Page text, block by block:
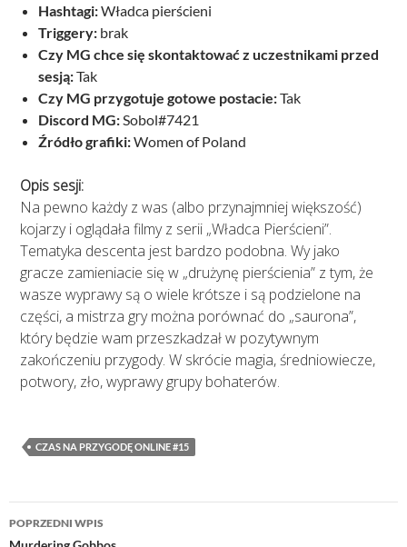
Hashtagi:Władca pierścieni
Triggery: brak
Czy MG chce się skontaktować z uczestnikami przed
sesją:Tak
Czy MG przygotuje gotowe postacie:Tak
Discord MG: Sobol#7421
Źródło grafiki:Women of Poland
Opis sesji:
Na pewno każdy z was (albo przynajmniej większość)
kojarzy i oglądała filmy z serii „Władca Pierścieni”.
Tematyka descenta jest bardzo podobna. Wy jako
gracze zamieniacie się w „drużynę pierścienia” z tym, że
wasze wyprawy są o wiele krótsze i są podzielone na
części, a mistrza gry można porównać do „saurona”,
który będzie wam przeszkadzał w pozytywnym
zakończeniu przygody. W skrócie magia, średniowiecze,
potwory, zło, wyprawy grupy bohaterów.
CZAS NA PRZYGODĘ ONLINE #15
Nawigacja
POPRZEDNI WPIS